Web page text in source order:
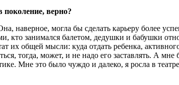
поколение, верно?
наверное, могла бы сделать карьеру более
кто занимался балетом, дедушки и бабушки
их общей мысли: куда отдать ребенка,
тогда, может, и не надо его заставлять. А
Мне это было чуждо и далеко, я росла в